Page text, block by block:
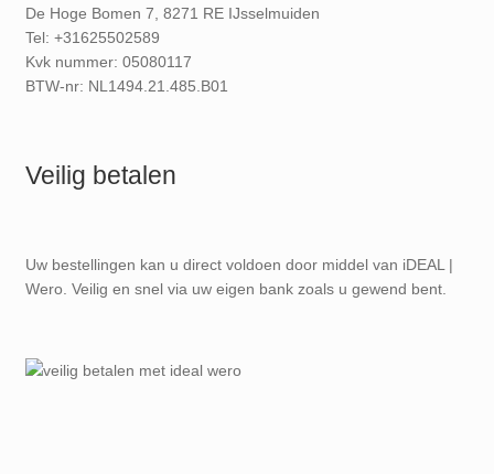
De Hoge Bomen 7, 8271 RE IJsselmuiden
Tel: +31625502589
Kvk nummer: 05080117
BTW-nr: NL1494.21.485.B01
Veilig betalen
Uw bestellingen kan u direct voldoen door middel van iDEAL |
Wero. Veilig en snel via uw eigen bank zoals u gewend bent.